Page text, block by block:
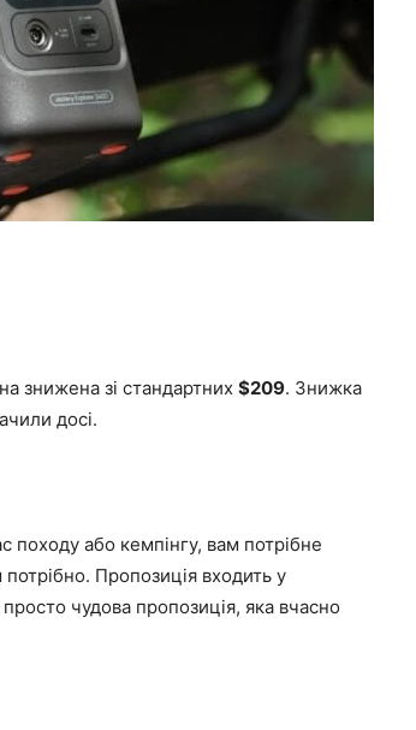
знижена зі стандартних $209. Знижка
досі.
або кемпінгу, вам потрібне
Пропозиція входить у
чудова пропозиція, яка вчасно